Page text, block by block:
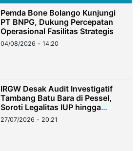
Pemda Bone Bolango Kunjungi
PT BNPG, Dukung Percepatan
Operasional Fasilitas Strategis
04/08/2026 - 14:20
IRGW Desak Audit Investigatif
Tambang Batu Bara di Pessel,
Soroti Legalitas IUP hingga
Stockpile
27/07/2026 - 20:21